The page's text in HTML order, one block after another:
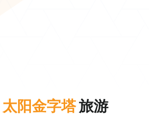
太阳金字塔旅游